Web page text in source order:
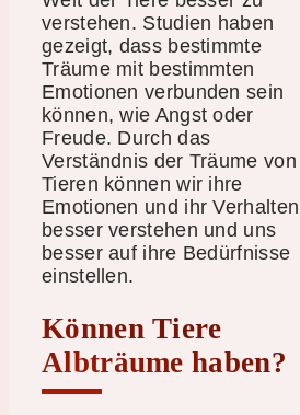
verstehen. Studien haben
gezeigt, dass bestimmte
Träume mit bestimmten
Emotionen verbunden sein
können, wie Angst oder
Freude. Durch das
Verständnis der Träume von
Tieren können wir ihre
Emotionen und ihr Verhalten
besser verstehen und uns
besser auf ihre Bedürfnisse
einstellen.
Können Tiere
Albträume haben?